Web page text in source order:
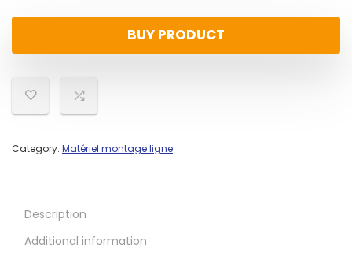
BUY PRODUCT
Category: Matériel montage ligne
Description
Additional information